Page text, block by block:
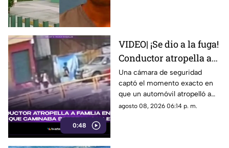
0:48
VIDEO| ¡Se dio a la fuga!
Conductor atropella a
familia entera que
caminaba sobre la calle
Una cámara de seguridad
captó el momento exacto en
que un automóvil atropelló a
una familia entera.
agosto 08, 2026 06:14 p. m.